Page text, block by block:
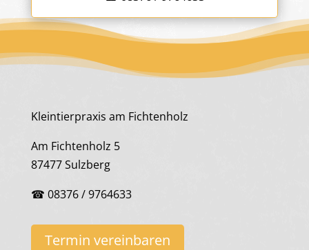
Kleintierpraxis am Fichtenholz
Am Fichtenholz 5
87477 Sulzberg
☎ 08376 / 9764633
Termin vereinbaren